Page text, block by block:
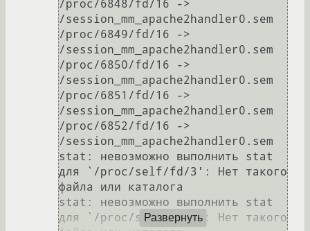
/proc/6848/fd/16 ->
/session_mm_apache2handler0.sem
/proc/6849/fd/16 ->
/session_mm_apache2handler0.sem
/proc/6850/fd/16 ->
/session_mm_apache2handler0.sem
/proc/6851/fd/16 ->
/session_mm_apache2handler0.sem
/proc/6852/fd/16 ->
/session_mm_apache2handler0.sem
stat: невозможно выполнить stat
для `/proc/self/fd/3': Нет такого
файла или каталога
stat: невозможно выполнить stat
для `/proc/self/fd/4': Нет такого
Развернуть